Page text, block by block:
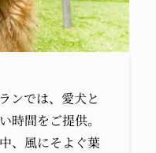
ンでは、愛犬と
時間をご提供。
、風にそよぐ葉